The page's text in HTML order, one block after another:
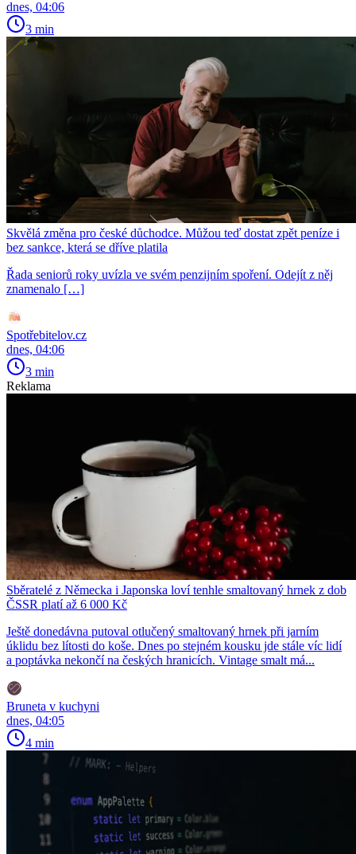
dnes, 04:06
3 min
Skvělá změna pro české důchodce. Můžou teď dostat zpět peníze i
bez sankce, která se dříve platila
Řada seniorů roky uvízla ve svém penzijním spoření. Odejít z něj
znamenalo […]
Spotřebitelov.cz
dnes, 04:06
3 min
Reklama
Sběratelé z Německa i Japonska loví tenhle smaltovaný hrnek z dob
ČSSR platí až 6 000 Kč
Ještě donedávna putoval otlučený smaltovaný hrnek při jarním
úklidu bez lítosti do koše. Dnes po stejném kousku jde stále víc lidí
a poptávka nekončí na českých hranicích. Vintage smalt má...
Bruneta v kuchyni
dnes, 04:05
4 min